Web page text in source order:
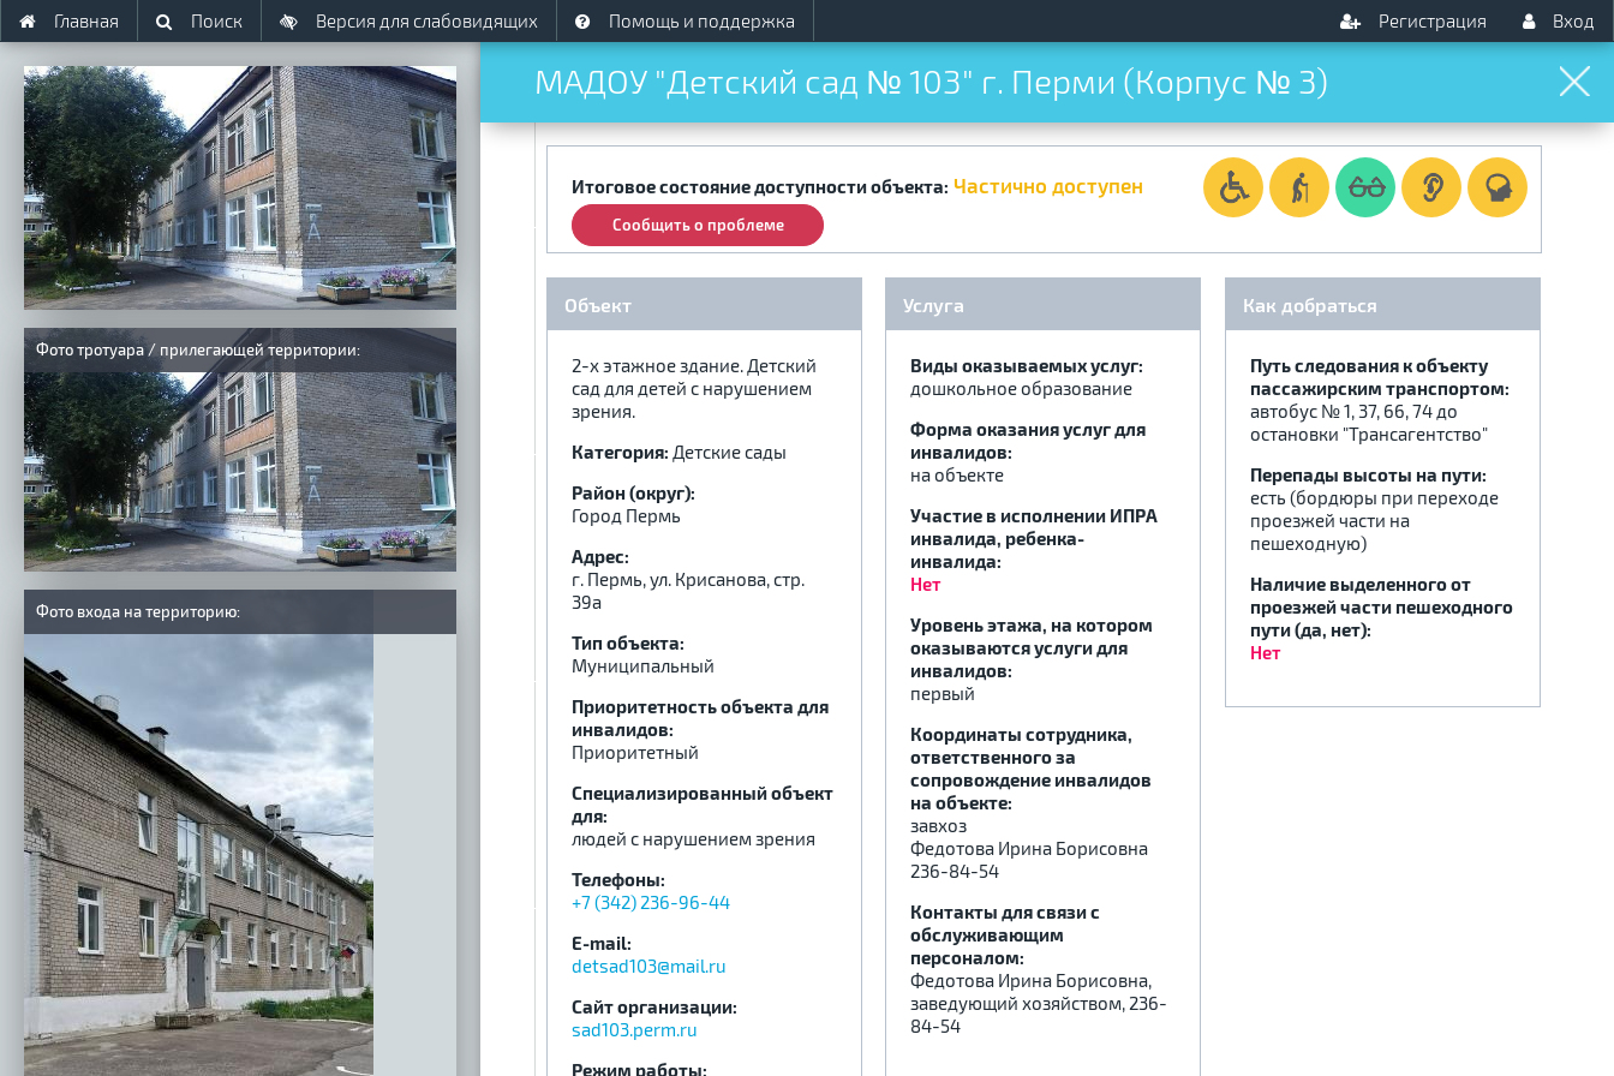
Главная Поиск Версия для слабовидящих Помощь и поддержка Вход
Регистрация
МАДОУ "Детский сад № 103" г. Перми (Корпус № 3)
Итоговое состояние доступности объекта: Частично доступен
Сообщить о проблеме
Объект
2-х этажное здание. Детский
сад для детей с нарушением
зрения.
Категория: Детские сады
Район (округ):
Город Пермь
Адрес:
г. Пермь, ул. Крисанова, стр.
39а
Тип объекта:
Муниципальный
Приоритетность объекта для
инвалидов:
Приоритетный
Специализированный объект
для:
людей с нарушением зрения
Телефоны:
+7 (342) 236-96-44
E-mail:
detsad103@mail.ru
Сайт организации:
sad103.perm.ru
Режим работы:
Услуга
Виды оказываемых услуг:
дошкольное образование
Форма оказания услуг для
инвалидов:
на объекте
Участие в исполнении ИПРА
инвалида, ребенка-
инвалида:
Нет
Уровень этажа, на котором
оказываются услуги для
инвалидов:
первый
Координаты сотрудника,
ответственного за
сопровождение инвалидов
на объекте:
завхоз
Федотова Ирина Борисовна
236-84-54
Контакты для связи с
обслуживающим
персоналом:
Федотова Ирина Борисовна,
заведующий хозяйством, 236-
84-54
Как добраться
Путь следования к объекту
пассажирским транспортом:
автобус № 1, 37, 66, 74 до
остановки "Трансагентство"
Перепады высоты на пути:
есть (бордюры при переходе
проезжей части на
пешеходную)
Наличие выделенного от
проезжей части пешеходного
пути (да, нет):
Нет
Фото тротуара / прилегающей территории:
Фото входа на территорию: